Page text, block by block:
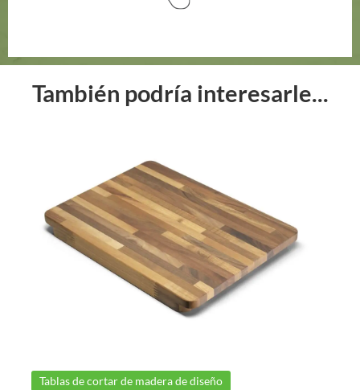
También podría interesarle...
Tablas de cortar de madera de diseño